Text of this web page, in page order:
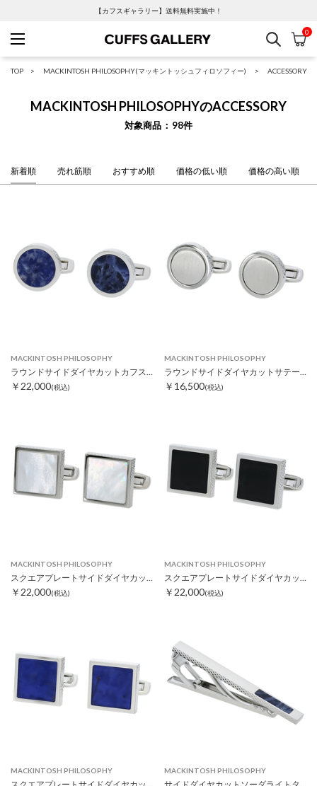
【カフスギャラリー】送料無料実施中！
Cuffs Gallery
検索 カ
0
TOP MACKINTOSH PHILOSOPHY(マッキントッシュフィロソフィー) ACCESSORY
MACKINTOSH PHILOSOPHYのACCESSORY
対象商品 98件
新着順 売れ筋順 おすすめ順 価格の低い順 価格の高い順
MACKINTOSH PHILOSOPHY
￥22,000(税込)
MACKINTOSH PHILOSOPHY
￥16,500(税込)
MACKINTOSH PHILOSOPHY
スクエアプレートサイドダイヤカットシェルカフス ホワイト
￥22,000(税込)
MACKINTOSH PHILOSOPHY
スクエアプレートサイドダイヤカットオニキスカフス
￥22,000(税込)
MACKINTOSH PHILOSOPHY MACKINTOSH PHILOSOPHY